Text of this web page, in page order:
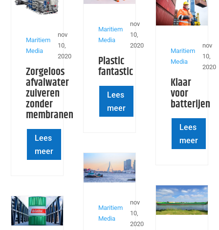
Maritiem
Media
nov
10,
2020
Plastic
fantastic
Lees
meer
Maritiem
Media
nov
10,
2020
Zorgeloos
afvalwater
zuiveren
zonder
membranen
Lees
meer
Maritiem
Media
nov
10,
2020
Klaar
voor
batterijen
Lees
meer
Maritiem
Media
nov
10,
2020